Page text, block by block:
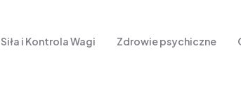
Siła i Kontrola Wagi Zdrowie psychiczne